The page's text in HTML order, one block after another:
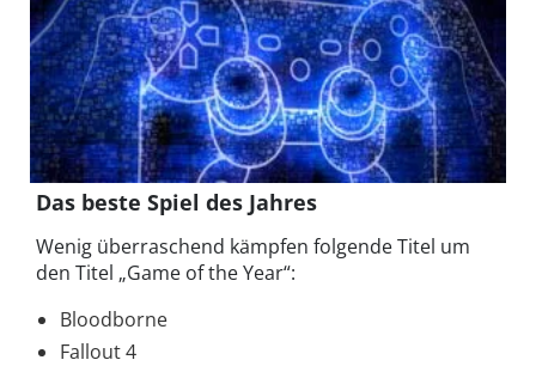
Das beste Spiel des Jahres
Wenig überraschend kämpfen folgende Titel um
den Titel „Game of the Year“:
Bloodborne
Fallout 4